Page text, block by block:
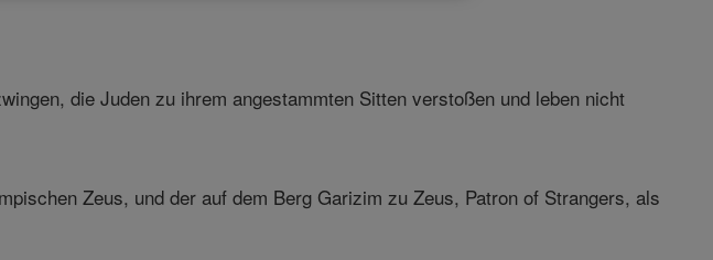
die Juden zu ihrem angestammten Sitten verstoßen und leben nicht
Zeus, und der auf dem Berg Garizim zu Zeus, Patron of Strangers, als